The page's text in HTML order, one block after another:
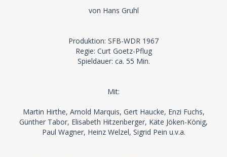
von Hans Gruhl
Produktion: SFB-WDR 1967
Regie: Curt Goetz-Pflug
Spieldauer: ca. 55 Min.
Mit:
Martin Hirthe, Arnold Marquis, Gert Haucke, Enzi Fuchs,
Günther Tabor, Elisabeth Hitzenberger, Käte Jöken-König,
Paul Wagner, Heinz Welzel, Sigrid Pein u.v.a.